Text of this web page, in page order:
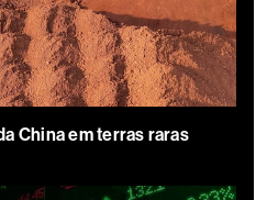
China em terras raras